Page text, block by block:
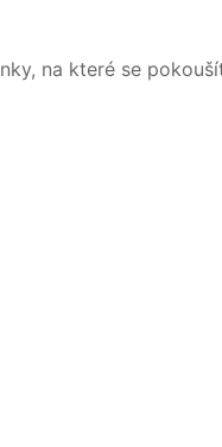
na které se